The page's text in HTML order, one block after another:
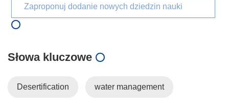
Zaproponuj dodanie nowych dziedzin nauki
Słowa kluczowe
Desertification water management